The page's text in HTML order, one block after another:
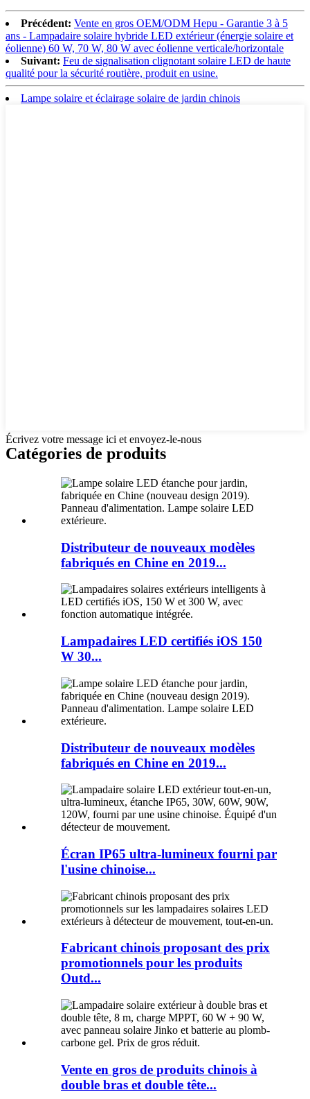
Précédent: Vente en gros OEM/ODM Hepu - Garantie 3 à 5
ans - Lampadaire solaire hybride LED extérieur (énergie solaire et
éolienne) 60 W, 70 W, 80 W avec éolienne verticale/horizontale
Suivant: Feu de signalisation clignotant solaire LED de haute
qualité pour la sécurité routière, produit en usine.
Lampe solaire et éclairage solaire de jardin chinois
Écrivez votre message ici et envoyez-le-nous
Catégories de produits
Distributeur de nouveaux modèles
fabriqués en Chine en 2019...
Lampadaires LED certifiés iOS 150
W 30...
Distributeur de nouveaux modèles
fabriqués en Chine en 2019...
Écran IP65 ultra-lumineux fourni par
l'usine chinoise...
Fabricant chinois proposant des prix
promotionnels pour les produits
Outd...
Vente en gros de produits chinois à
double bras et double tête...